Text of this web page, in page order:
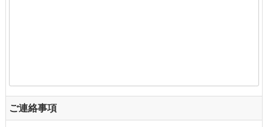
ご連絡事項